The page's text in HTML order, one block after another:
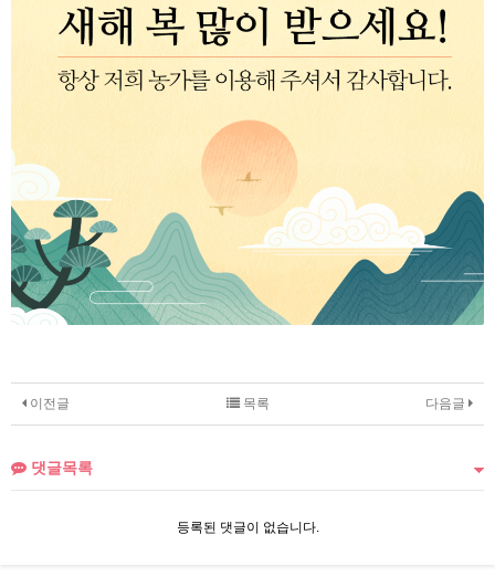
이전글 다음글
목록
댓글목록
등록된 댓글이 없습니다.